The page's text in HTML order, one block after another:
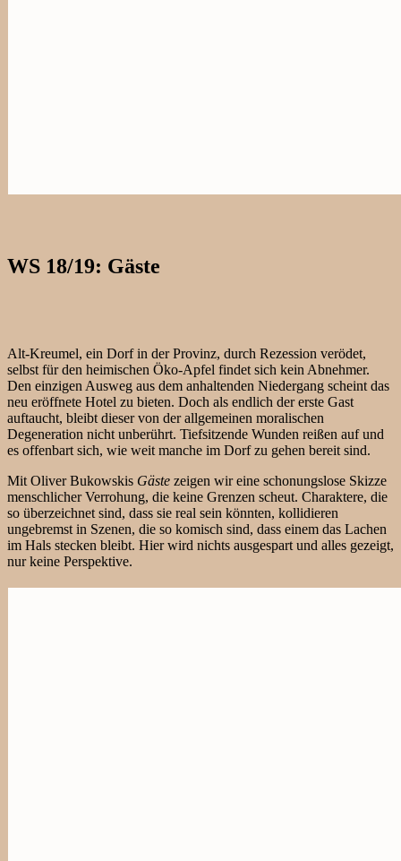
WS 18/19: Gäste
Alt-Kreumel, ein Dorf in der Provinz, durch Rezession verödet,
selbst für den heimischen Öko-Apfel findet sich kein Abnehmer.
Den einzigen Ausweg aus dem anhaltenden Niedergang scheint das
neu eröffnete Hotel zu bieten. Doch als endlich der erste Gast
auftaucht, bleibt dieser von der allgemeinen moralischen
Degeneration nicht unberührt. Tiefsitzende Wunden reißen auf und
es offenbart sich, wie weit manche im Dorf zu gehen bereit sind.
Mit Oliver Bukowskis Gäste zeigen wir eine schonungslose Skizze
menschlicher Verrohung, die keine Grenzen scheut. Charaktere, die
so überzeichnet sind, dass sie real sein könnten, kollidieren
ungebremst in Szenen, die so komisch sind, dass einem das Lachen
im Hals stecken bleibt. Hier wird nichts ausgespart und alles gezeigt,
nur keine Perspektive.